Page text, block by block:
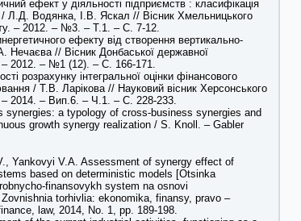
ефект у діяльності підприємств : класифікація
/ Л.Д. Водянка, І.В. Яскал // Вісник Хмельницького
– 2012. – №3. – Т.1. – С. 7-12.
ефекту від створення вертикально-
Нечаєва // Вісник Донбаської державної
– 2012. – №1 (12). – С. 166-171.
розрахунку інтегральної оцінки фінансового
/ Т.В. Ларікова // Науковий вісник Херсонського
– 2014. – Вип.6. – Ч.1. – С. 228-233.
synergies: a typology of cross-business synergies and
growth synergy realization / S. Knoll. – Gabler
Yankovyi V.A. Assessment of synergy effect of
based on deterministic models [Otsinka
finansovykh system na osnovi
torhivlia: ekonomika, finansy, pravo –
law, 2014, No. 1, pp. 189-198.